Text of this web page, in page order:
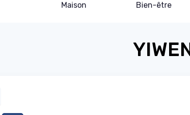
Maison
Bien-être